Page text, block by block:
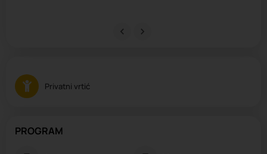
Privatni vrtić
PROGRAM